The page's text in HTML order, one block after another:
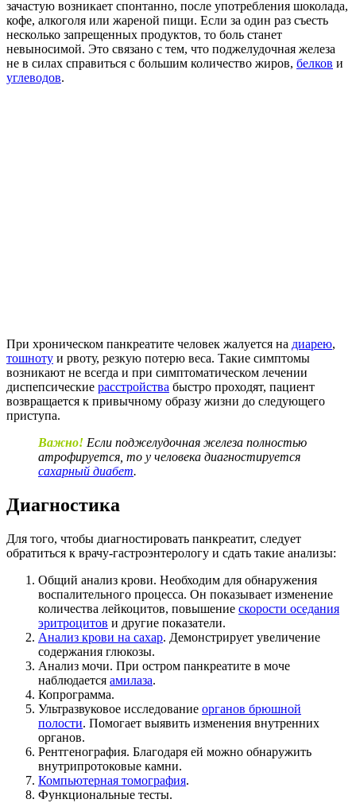
зачастую возникает спонтанно, после употребления шоколада,
кофе, алкоголя или жареной пищи. Если за один раз съесть
несколько запрещенных продуктов, то боль станет
невыносимой. Это связано с тем, что поджелудочная железа
не в силах справиться с большим количество жиров, белков и
углеводов.
При хроническом панкреатите человек жалуется на диарею,
тошноту и рвоту, резкую потерю веса. Такие симптомы
возникают не всегда и при симптоматическом лечении
диспепсические расстройства быстро проходят, пациент
возвращается к привычному образу жизни до следующего
приступа.
Важно! Если поджелудочная железа полностью
атрофируется, то у человека диагностируется
сахарный диабет.
Диагностика
Для того, чтобы диагностировать панкреатит, следует
обратиться к врачу-гастроэнтерологу и сдать такие анализы:
Общий анализ крови. Необходим для обнаружения
воспалительного процесса. Он показывает изменение
количества лейкоцитов, повышение скорости оседания
эритроцитов и другие показатели.
Анализ крови на сахар. Демонстрирует увеличение
содержания глюкозы.
Анализ мочи. При остром панкреатите в моче
наблюдается амилаза.
Копрограмма.
Ультразвуковое исследование органов брюшной
полости. Помогает выявить изменения внутренних
органов.
Рентгенография. Благодаря ей можно обнаружить
внутрипротоковые камни.
Компьютерная томография.
Функциональные тесты.